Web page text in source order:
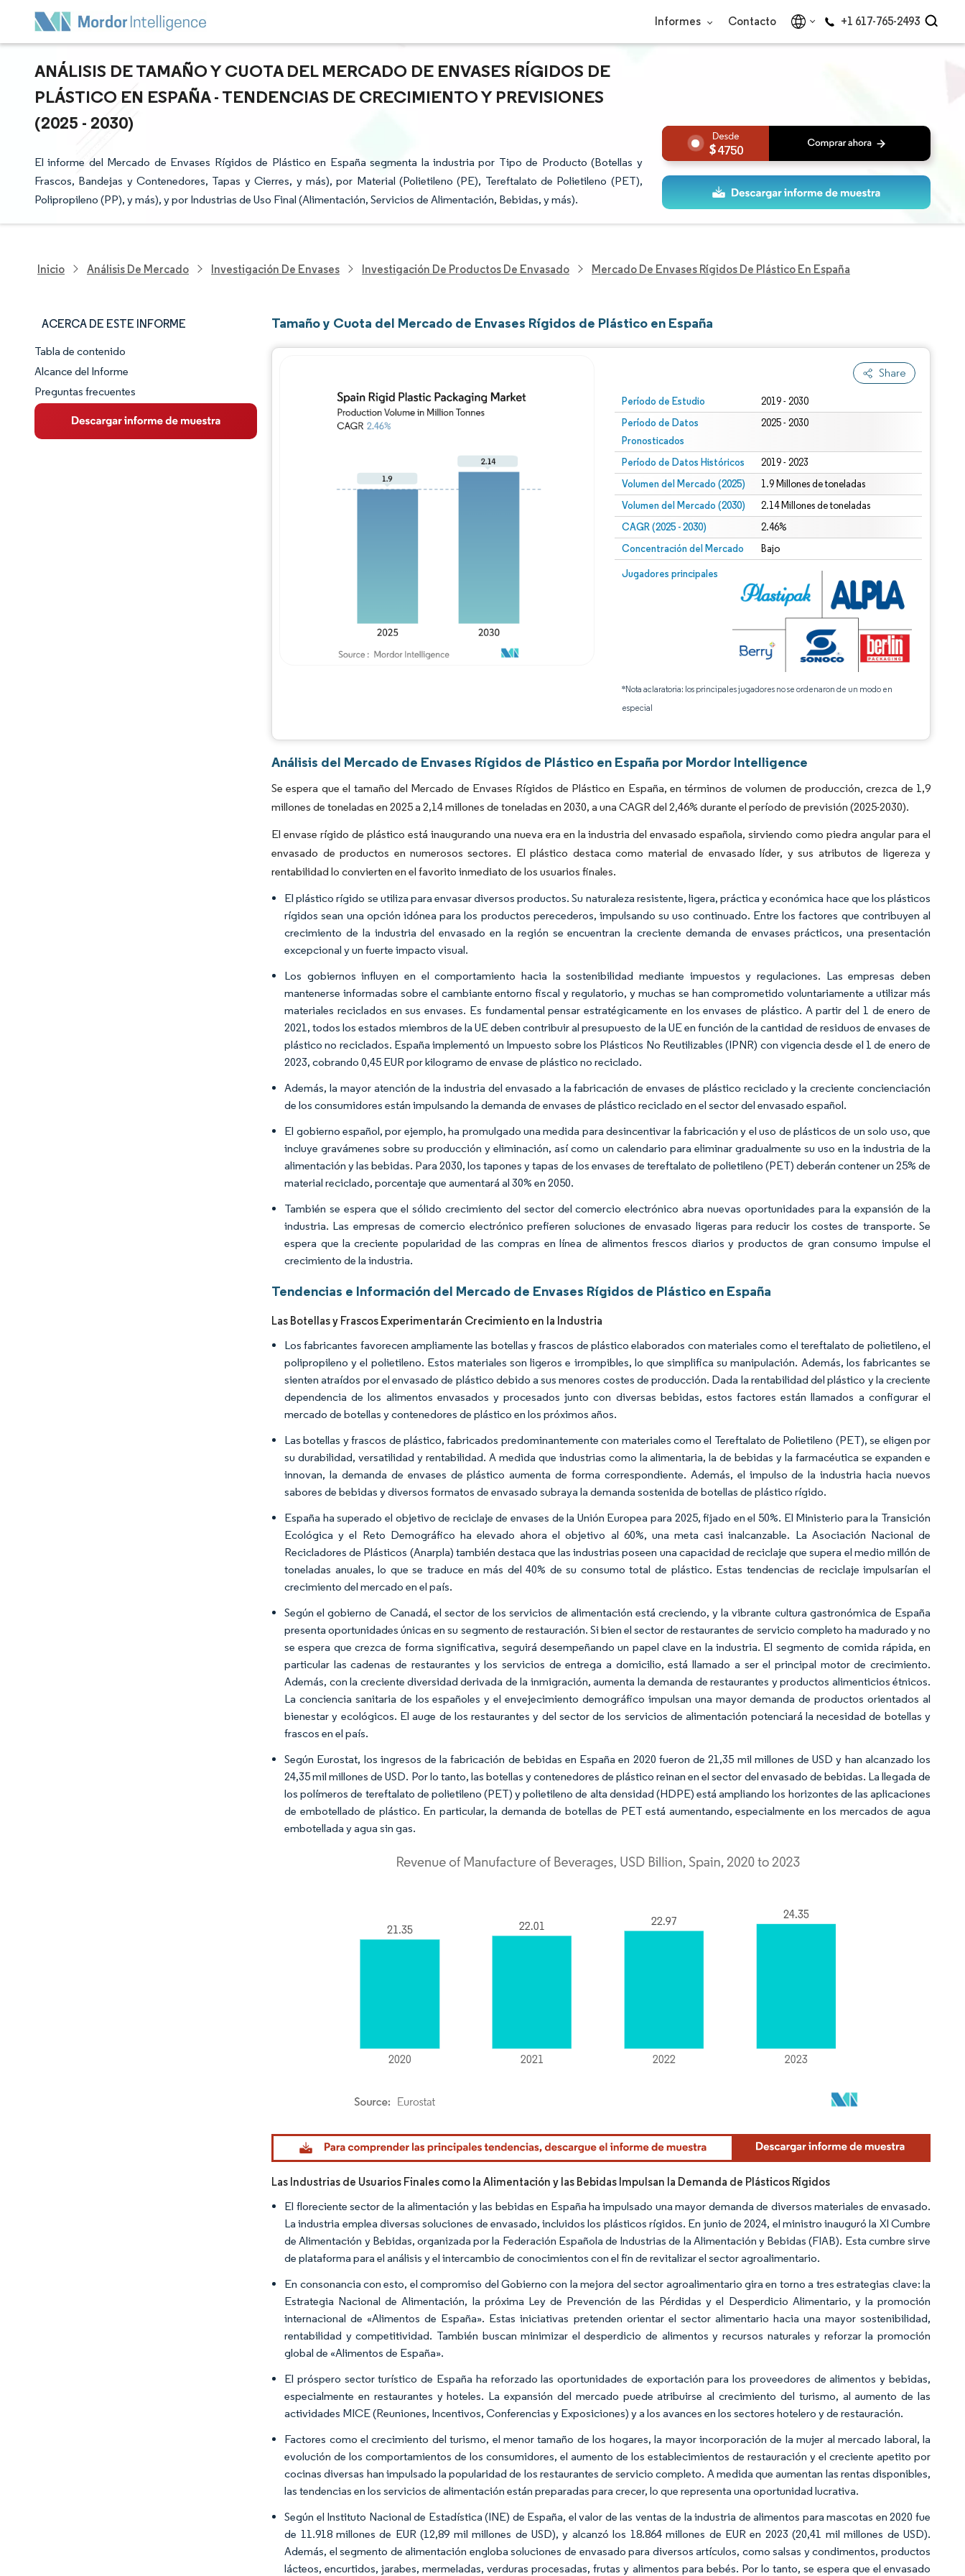
Informes Contacto +1 617-765-2493
ANÁLISIS DE TAMAÑO Y CUOTA DEL MERCADO DE ENVASES RÍGIDOS DE
PLÁSTICO EN ESPAÑA - TENDENCIAS DE CRECIMIENTO Y PREVISIONES
(2025 - 2030)
El informe del Mercado de Envases Rígidos de Plástico en España segmenta la industria por Tipo de Producto (Botellas y
Frascos, Bandejas y Contenedores, Tapas y Cierres, y más), por Material (Polietileno (PE), Tereftalato de Polietileno (PET),
Polipropileno (PP), y más), y por Industrias de Uso Final (Alimentación, Servicios de Alimentación, Bebidas, y más).
4750
Inicio Análisis De Mercado Investigación De Envases Investigación De Productos De Envasado Mercado De Envases Rígidos De Plástico En España
ACERCA DE ESTE INFORME
Panorama del Mercado
Visión General del Mercado
Tendencias Principales del Mercado
Tabla de contenido
Alcance del Informe
Preguntas frecuentes
Tamaño y Cuota del Mercado de Envases Rígidos de Plástico en España
Share
Período de Estudio 2019 - 2030
Período de Datos
Pronosticados
2025 - 2030
Período de Datos Históricos 2019 - 2023
Volumen del Mercado (2025) 1.9 Millones de toneladas
Volumen del Mercado (2030) 2.14 Millones de toneladas
CAGR (2025 - 2030) 2.46%
Concentración del Mercado Bajo
Jugadores principales
*Nota aclaratoria: los principales jugadores no se ordenaron de un modo en
especial
Análisis del Mercado de Envases Rígidos de Plástico en España por Mordor Intelligence
Se espera que el tamaño del Mercado de Envases Rígidos de Plástico en España, en términos de volumen de producción, crezca de 1,9
millones de toneladas en 2025 a 2,14 millones de toneladas en 2030, a una CAGR del 2,46% durante el período de previsión (2025-2030).
El envase rígido de plástico está inaugurando una nueva era en la industria del envasado española, sirviendo como piedra angular para el
envasado de productos en numerosos sectores. El plástico destaca como material de envasado líder, y sus atributos de ligereza y
rentabilidad lo convierten en el favorito inmediato de los usuarios finales.
El plástico rígido se utiliza para envasar diversos productos. Su naturaleza resistente, ligera, práctica y económica hace que los plásticos
rígidos sean una opción idónea para los productos perecederos, impulsando su uso continuado. Entre los factores que contribuyen al
crecimiento de la industria del envasado en la región se encuentran la creciente demanda de envases prácticos, una presentación
excepcional y un fuerte impacto visual.
Los gobiernos influyen en el comportamiento hacia la sostenibilidad mediante impuestos y regulaciones. Las empresas deben
mantenerse informadas sobre el cambiante entorno fiscal y regulatorio, y muchas se han comprometido voluntariamente a utilizar más
materiales reciclados en sus envases. Es fundamental pensar estratégicamente en los envases de plástico. A partir del 1 de enero de
2021, todos los estados miembros de la UE deben contribuir al presupuesto de la UE en función de la cantidad de residuos de envases de
plástico no reciclados. España implementó un Impuesto sobre los Plásticos No Reutilizables (IPNR) con vigencia desde el 1 de enero de
2023, cobrando 0,45 EUR por kilogramo de envase de plástico no reciclado.
Además, la mayor atención de la industria del envasado a la fabricación de envases de plástico reciclado y la creciente concienciación
de los consumidores están impulsando la demanda de envases de plástico reciclado en el sector del envasado español.
El gobierno español, por ejemplo, ha promulgado una medida para desincentivar la fabricación y el uso de plásticos de un solo uso, que
incluye gravámenes sobre su producción y eliminación, así como un calendario para eliminar gradualmente su uso en la industria de la
alimentación y las bebidas. Para 2030, los tapones y tapas de los envases de tereftalato de polietileno (PET) deberán contener un 25% de
material reciclado, porcentaje que aumentará al 30% en 2050.
También se espera que el sólido crecimiento del sector del comercio electrónico abra nuevas oportunidades para la expansión de la
industria. Las empresas de comercio electrónico prefieren soluciones de envasado ligeras para reducir los costes de transporte. Se
espera que la creciente popularidad de las compras en línea de alimentos frescos diarios y productos de gran consumo impulse el
crecimiento de la industria.
Tendencias e Información del Mercado de Envases Rígidos de Plástico en España
Las Botellas y Frascos Experimentarán Crecimiento en la Industria
Los fabricantes favorecen ampliamente las botellas y frascos de plástico elaborados con materiales como el tereftalato de polietileno, el
polipropileno y el polietileno. Estos materiales son ligeros e irrompibles, lo que simplifica su manipulación. Además, los fabricantes se
sienten atraídos por el envasado de plástico debido a sus menores costes de producción. Dada la rentabilidad del plástico y la creciente
dependencia de los alimentos envasados y procesados junto con diversas bebidas, estos factores están llamados a configurar el
mercado de botellas y contenedores de plástico en los próximos años.
Las botellas y frascos de plástico, fabricados predominantemente con materiales como el Tereftalato de Polietileno (PET), se eligen por
su durabilidad, versatilidad y rentabilidad. A medida que industrias como la alimentaria, la de bebidas y la farmacéutica se expanden e
innovan, la demanda de envases de plástico aumenta de forma correspondiente. Además, el impulso de la industria hacia nuevos
sabores de bebidas y diversos formatos de envasado subraya la demanda sostenida de botellas de plástico rígido.
España ha superado el objetivo de reciclaje de envases de la Unión Europea para 2025, fijado en el 50%. El Ministerio para la Transición
Ecológica y el Reto Demográfico ha elevado ahora el objetivo al 60%, una meta casi inalcanzable. La Asociación Nacional de
Recicladores de Plásticos (Anarpla) también destaca que las industrias poseen una capacidad de reciclaje que supera el medio millón de
toneladas anuales, lo que se traduce en más del 40% de su consumo total de plástico. Estas tendencias de reciclaje impulsarían el
crecimiento del mercado en el país.
Según el gobierno de Canadá, el sector de los servicios de alimentación está creciendo, y la vibrante cultura gastronómica de España
presenta oportunidades únicas en su segmento de restauración. Si bien el sector de restaurantes de servicio completo ha madurado y no
se espera que crezca de forma significativa, seguirá desempeñando un papel clave en la industria. El segmento de comida rápida, en
particular las cadenas de restaurantes y los servicios de entrega a domicilio, está llamado a ser el principal motor de crecimiento.
Además, con la creciente diversidad derivada de la inmigración, aumenta la demanda de restaurantes y productos alimenticios étnicos.
La conciencia sanitaria de los españoles y el envejecimiento demográfico impulsan una mayor demanda de productos orientados al
bienestar y ecológicos. El auge de los restaurantes y del sector de los servicios de alimentación potenciará la necesidad de botellas y
frascos en el país.
Según Eurostat, los ingresos de la fabricación de bebidas en España en 2020 fueron de 21,35 mil millones de USD y han alcanzado los
24,35 mil millones de USD. Por lo tanto, las botellas y contenedores de plástico reinan en el sector del envasado de bebidas. La llegada de
los polímeros de tereftalato de polietileno (PET) y polietileno de alta densidad (HDPE) está ampliando los horizontes de las aplicaciones
de embotellado de plástico. En particular, la demanda de botellas de PET está aumentando, especialmente en los mercados de agua
embotellada y agua sin gas.
Imagen © Mordor Intelligence. El uso requiere atribución según CC BY 4.0.
Las Industrias de Usuarios Finales como la Alimentación y las Bebidas Impulsan la Demanda de Plásticos Rígidos
El floreciente sector de la alimentación y las bebidas en España ha impulsado una mayor demanda de diversos materiales de envasado.
La industria emplea diversas soluciones de envasado, incluidos los plásticos rígidos. En junio de 2024, el ministro inauguró la XI Cumbre
de Alimentación y Bebidas, organizada por la Federación Española de Industrias de la Alimentación y Bebidas (FIAB). Esta cumbre sirve
de plataforma para el análisis y el intercambio de conocimientos con el fin de revitalizar el sector agroalimentario.
En consonancia con esto, el compromiso del Gobierno con la mejora del sector agroalimentario gira en torno a tres estrategias clave: la
Estrategia Nacional de Alimentación, la próxima Ley de Prevención de las Pérdidas y el Desperdicio Alimentario, y la promoción
internacional de «Alimentos de España». Estas iniciativas pretenden orientar el sector alimentario hacia una mayor sostenibilidad,
rentabilidad y competitividad. También buscan minimizar el desperdicio de alimentos y recursos naturales y reforzar la promoción
global de «Alimentos de España».
El próspero sector turístico de España ha reforzado las oportunidades de exportación para los proveedores de alimentos y bebidas,
especialmente en restaurantes y hoteles. La expansión del mercado puede atribuirse al crecimiento del turismo, al aumento de las
actividades MICE (Reuniones, Incentivos, Conferencias y Exposiciones) y a los avances en los sectores hotelero y de restauración.
Factores como el crecimiento del turismo, el menor tamaño de los hogares, la mayor incorporación de la mujer al mercado laboral, la
evolución de los comportamientos de los consumidores, el aumento de los establecimientos de restauración y el creciente apetito por
cocinas diversas han impulsado la popularidad de los restaurantes de servicio completo. A medida que aumentan las rentas disponibles,
las tendencias en los servicios de alimentación están preparadas para crecer, lo que representa una oportunidad lucrativa.
Según el Instituto Nacional de Estadística (INE) de España, el valor de las ventas de la industria de alimentos para mascotas en 2020 fue
de 11.918 millones de EUR (12,89 mil millones de USD), y alcanzó los 18.864 millones de EUR en 2023 (20,41 mil millones de USD).
Además, el segmento de alimentación engloba soluciones de envasado para diversos artículos, como salsas y condimentos, productos
lácteos, encurtidos, jarabes, mermeladas, verduras procesadas, frutas y alimentos para bebés. Por lo tanto, se espera que el envasado